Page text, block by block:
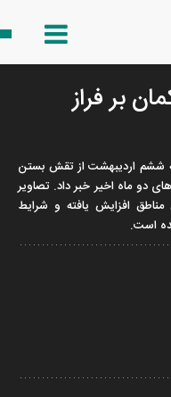
بر فراز
ششم اردیبهشت از تقش بستن
دو ماه اخیر خبر داد. تصاویر
افزایش یافته و شرایط
است.